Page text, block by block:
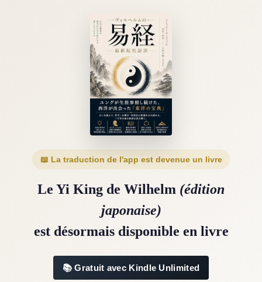
📖 La traduction de l'app est devenue un livre
Le Yi King de Wilhelm (édition
japonaise)
est désormais disponible en livre
Gratuit avec Kindle Unlimited